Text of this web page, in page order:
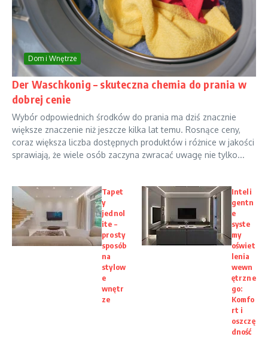
Dom i Wnętrze
Der Waschkonig – skuteczna chemia do prania w
dobrej cenie
Wybór odpowiednich środków do prania ma dziś znacznie
większe znaczenie niż jeszcze kilka lat temu. Rosnące ceny,
coraz większa liczba dostępnych produktów i różnice w jakości
sprawiają, że wiele osób zaczyna zwracać uwagę nie tylko...
Tapet
y
jednol
ite –
prosty
sposób
na
stylow
e
wnętr
ze
Inteli
gentn
e
syste
my
oświet
lenia
wewn
ętrzne
go:
Komfo
rt i
oszczę
dność